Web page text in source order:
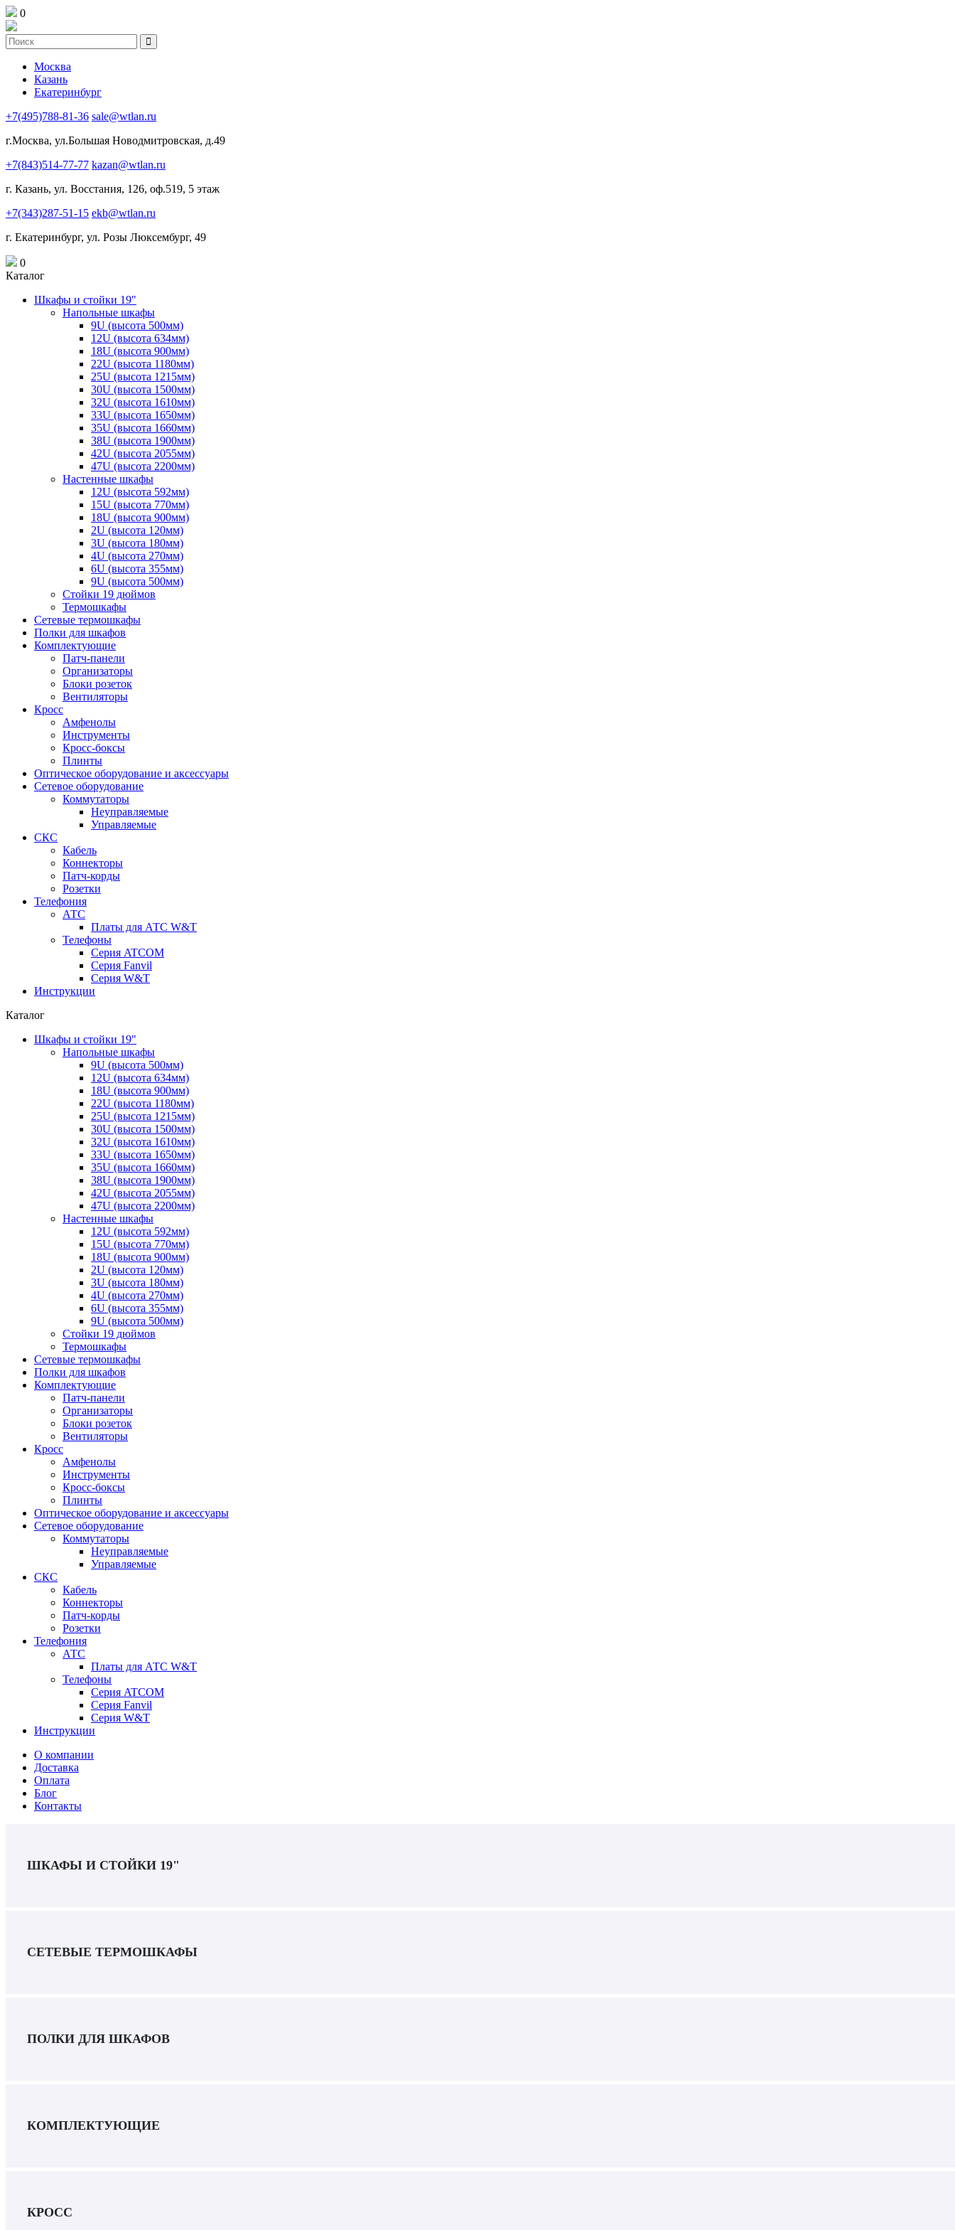
0
Москва
Казань
Екатеринбург
+7(495)788-81-36 sale@wtlan.ru
г.Москва, ул.Большая Новодмитровская, д.49
+7(843)514-77-77 kazan@wtlan.ru
г. Казань, ул. Восстания, 126, оф.519, 5 этаж
+7(343)287-51-15 ekb@wtlan.ru
г. Екатеринбург, ул. Розы Люксембург, 49
0
Каталог
Шкафы и стойки 19"
Напольные шкафы
9U (высота 500мм)
12U (высота 634мм)
18U (высота 900мм)
22U (высота 1180мм)
25U (высота 1215мм)
30U (высота 1500мм)
32U (высота 1610мм)
33U (высота 1650мм)
35U (высота 1660мм)
38U (высота 1900мм)
42U (высота 2055мм)
47U (высота 2200мм)
Настенные шкафы
12U (высота 592мм)
15U (высота 770мм)
18U (высота 900мм)
2U (высота 120мм)
3U (высота 180мм)
4U (высота 270мм)
6U (высота 355мм)
9U (высота 500мм)
Стойки 19 дюймов
Термошкафы
Сетевые термошкафы
Полки для шкафов
Комплектующие
Патч-панели
Организаторы
Блоки розеток
Вентиляторы
Кросс
Амфенолы
Инструменты
Кросс-боксы
Плинты
Оптическое оборудование и аксессуары
Сетевое оборудование
Коммутаторы
Неуправляемые
Управляемые
СКС
Кабель
Коннекторы
Патч-корды
Розетки
Телефония
АТС
Платы для АТС W&T
Телефоны
Серия ATCOM
Серия Fanvil
Серия W&T
Инструкции
Каталог
Шкафы и стойки 19"
Напольные шкафы
9U (высота 500мм)
12U (высота 634мм)
18U (высота 900мм)
22U (высота 1180мм)
25U (высота 1215мм)
30U (высота 1500мм)
32U (высота 1610мм)
33U (высота 1650мм)
35U (высота 1660мм)
38U (высота 1900мм)
42U (высота 2055мм)
47U (высота 2200мм)
Настенные шкафы
12U (высота 592мм)
15U (высота 770мм)
18U (высота 900мм)
2U (высота 120мм)
3U (высота 180мм)
4U (высота 270мм)
6U (высота 355мм)
9U (высота 500мм)
Стойки 19 дюймов
Термошкафы
Сетевые термошкафы
Полки для шкафов
Комплектующие
Патч-панели
Организаторы
Блоки розеток
Вентиляторы
Кросс
Амфенолы
Инструменты
Кросс-боксы
Плинты
Оптическое оборудование и аксессуары
Сетевое оборудование
Коммутаторы
Неуправляемые
Управляемые
СКС
Кабель
Коннекторы
Патч-корды
Розетки
Телефония
АТС
Платы для АТС W&T
Телефоны
Серия ATCOM
Серия Fanvil
Серия W&T
Инструкции
О компании
Доставка
Оплата
Блог
Контакты
ШКАФЫ И СТОЙКИ 19"
СЕТЕВЫЕ ТЕРМОШКАФЫ
ПОЛКИ ДЛЯ ШКАФОВ
КОМПЛЕКТУЮЩИЕ
КРОСС